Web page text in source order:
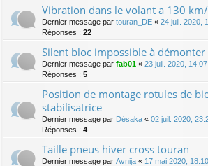
Vibration dans le volant a 130
Dernier message par touran_DE « 24 juil. 2020,
Réponses : 22
Silent bloc impossible à démonter
Dernier message par fab01 « 23 juil. 2020, 14:07
Réponses : 5
Position de montage rotules de
stabilisatrice
Dernier message par Désaka « 02 juil. 2020,
Réponses : 4
Taille pneus hiver cross touran
Dernier message par Avnija « 17 mai 2020, 18:10